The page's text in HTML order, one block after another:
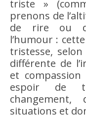
triste »
prenons de
de rire ou
l’humour :
tristesse,
différente de
et
espoir de
changement,
situations et